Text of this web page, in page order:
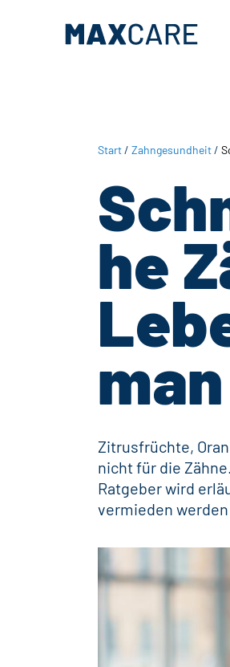
Start/ Zahngesundheit/
he
Zitrusfrüchte,
nicht für die
Ratgeber wird
vermieden